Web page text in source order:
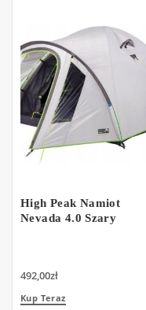
High Peak Namiot
Nevada 4.0 Szary
492,00zł
Kup Teraz